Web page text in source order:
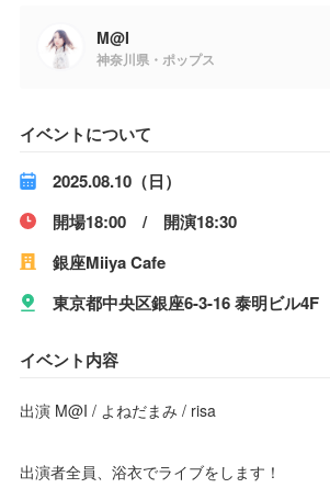
M@I
神奈川県・ポップス
イベントについて
2025.08.10（日）
開場18:00 / 開演18:30
銀座Miiya Cafe
東京都中央区銀座6-3-16 泰明ビル4F
イベント内容
出演 M@I / よねだまみ / risa
出演者全員、浴衣でライブをします！